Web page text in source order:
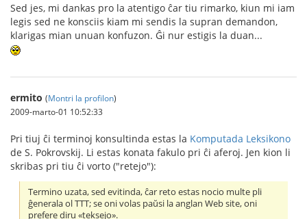
Sed jes, mi dankas pro la atentigo ĉar tiu rimarko, kiun mi iam
legis sed ne konsciis kiam mi sendis la supran demandon,
klarigas mian unuan konfuzon. Ĝi nur estigis la duan...
ermito (Montri la profilon)
2009-marto-01 10:52:33
Pri tiuj ĉi terminoj konsultinda estas la Komputada Leksikono
de S. Pokrovskij. Li estas konata fakulo pri ĉi aferoj. Jen kion li
skribas pri tiu ĉi vorto ("retejo"):
Termino uzata, sed evitinda, ĉar reto estas nocio multe pli
ĝenerala ol TTT; se oni volas paŭsi la anglan Web site, oni
prefere diru «teksejo».